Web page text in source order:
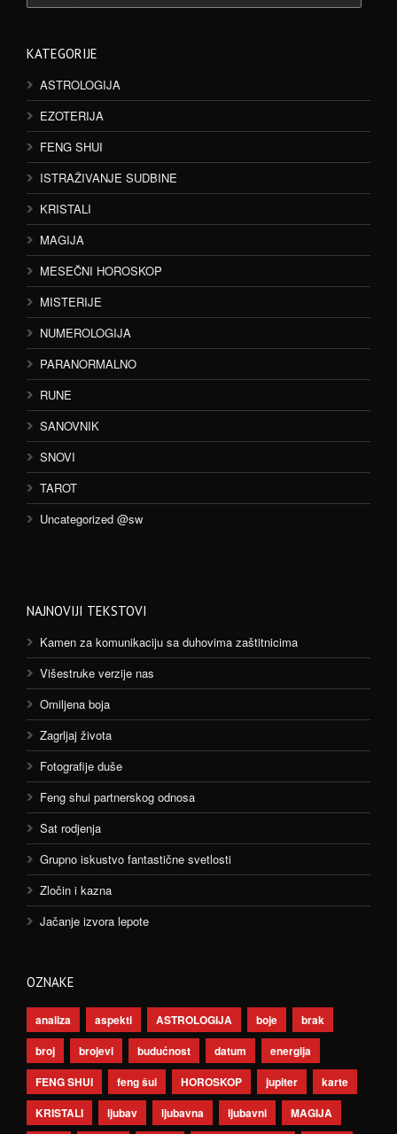
KATEGORIJE
ASTROLOGIJA
EZOTERIJA
FENG SHUI
ISTRAŽIVANJE SUDBINE
KRISTALI
MAGIJA
MESEČNI HOROSKOP
MISTERIJE
NUMEROLOGIJA
PARANORMALNO
RUNE
SANOVNIK
SNOVI
TAROT
Uncategorized @sw
NAJNOVIJI TEKSTOVI
Kamen za komunikaciju sa duhovima zaštitnicima
Višestruke verzije nas
Omiljena boja
Zagrljaj života
Fotografije duše
Feng shui partnerskog odnosa
Sat rodjenja
Grupno iskustvo fantastične svetlosti
Zločin i kazna
Jačanje izvora lepote
OZNAKE
analiza aspekti ASTROLOGIJA boje
brak
broj
brojevi budućnost datum
energija
FENG SHUI
feng šui HOROSKOP jupiter
karte
KRISTALI
ljubav ljubavna ljubavni MAGIJA